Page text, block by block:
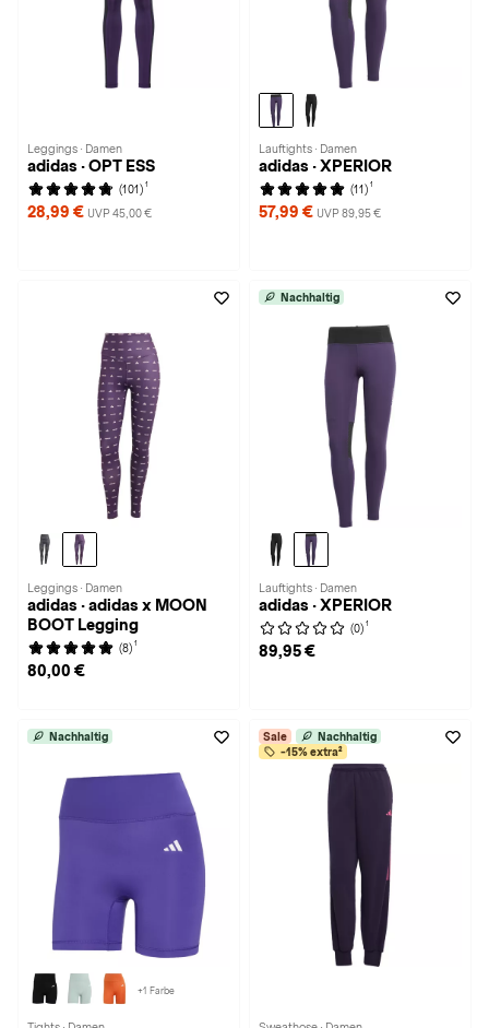
Leggings · Damen
adidas · OPT ESS
(101) 1
28,99 € UVP 45,00 €
Lauftights · Damen
adidas · XPERIOR
(11) 1
57,99 € UVP 89,95 €
Leggings · Damen
adidas · adidas x MOON
BOOT Legging
(8) 1
80,00 €
Nachhaltig
Lauftights · Damen
adidas · XPERIOR
(0) 1
89,95 €
Nachhaltig
+1 Farbe
Sale
Nachhaltig
-15% extra²